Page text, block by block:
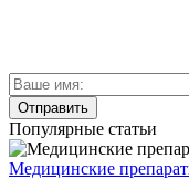
Популярные статьи
Медицинские